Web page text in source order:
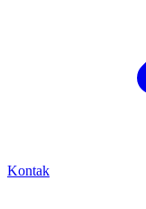
Kontak